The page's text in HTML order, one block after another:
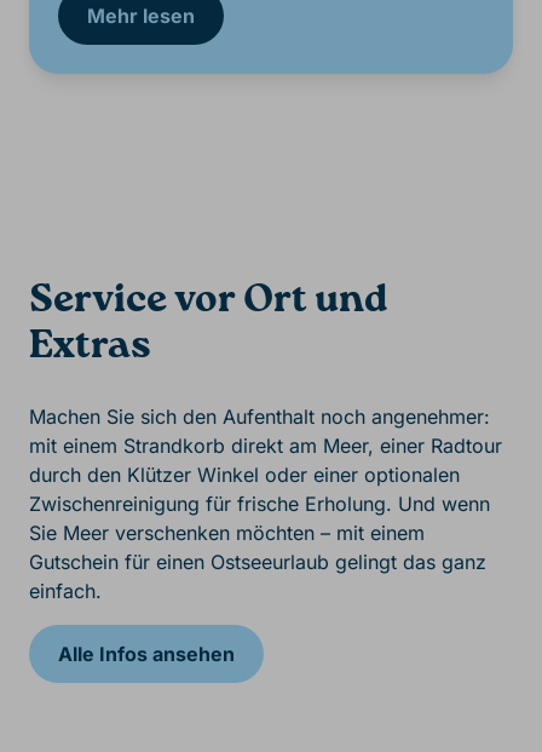
Mehr lesen
Service vor Ort und
Extras
Machen Sie sich den Aufenthalt noch angenehmer:
mit einem Strandkorb direkt am Meer, einer Radtour
durch den Klützer Winkel oder einer optionalen
Zwischenreinigung für frische Erholung. Und wenn
Sie Meer verschenken möchten – mit einem
Gutschein für einen Ostseeurlaub gelingt das ganz
einfach.
Alle Infos ansehen